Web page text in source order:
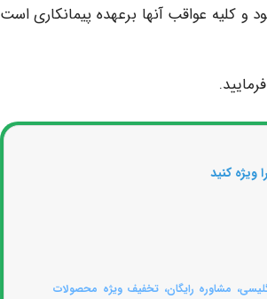
و کلیه عواقب آنها برعهده پیمانکاری است
ویژه کنید
مشاوره رایگان، تخفیف ویژه محصولات